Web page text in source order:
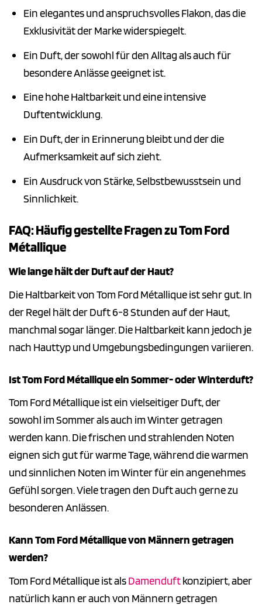
Ein elegantes und anspruchsvolles Flakon, das die
Exklusivität der Marke widerspiegelt.
Ein Duft, der sowohl für den Alltag als auch für
besondere Anlässe geeignet ist.
Eine hohe Haltbarkeit und eine intensive
Duftentwicklung.
Ein Duft, der in Erinnerung bleibt und der die
Aufmerksamkeit auf sich zieht.
Ein Ausdruck von Stärke, Selbstbewusstsein und
Sinnlichkeit.
FAQ: Häufig gestellte Fragen zu Tom Ford
Métallique
Wie lange hält der Duft auf der Haut?
Die Haltbarkeit von Tom Ford Métallique ist sehr gut. In
der Regel hält der Duft 6-8 Stunden auf der Haut,
manchmal sogar länger. Die Haltbarkeit kann jedoch je
nach Hauttyp und Umgebungsbedingungen variieren.
Ist Tom Ford Métallique ein Sommer- oder Winterduft?
Tom Ford Métallique ist ein vielseitiger Duft, der
sowohl im Sommer als auch im Winter getragen
werden kann. Die frischen und strahlenden Noten
eignen sich gut für warme Tage, während die warmen
und sinnlichen Noten im Winter für ein angenehmes
Gefühl sorgen. Viele tragen den Duft auch gerne zu
besonderen Anlässen.
Kann Tom Ford Métallique von Männern getragen
werden?
Tom Ford Métallique ist alsDamenduftkonzipiert, aber
natürlich kann er auch von Männern getragen